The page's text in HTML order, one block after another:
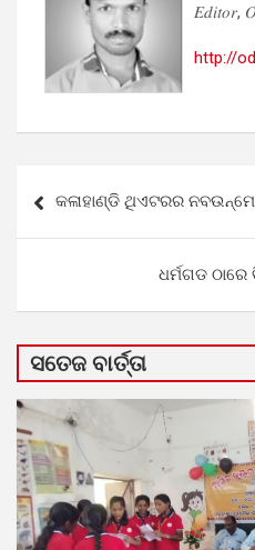
𝐸𝑑𝑖𝑡𝑜𝑟,
http://
navigation
କଳାହାଣ୍ଡି ଥିଏଟରର
ଧର୍ମଗଡ
ସତେଜ ବାର୍ତ୍ତା